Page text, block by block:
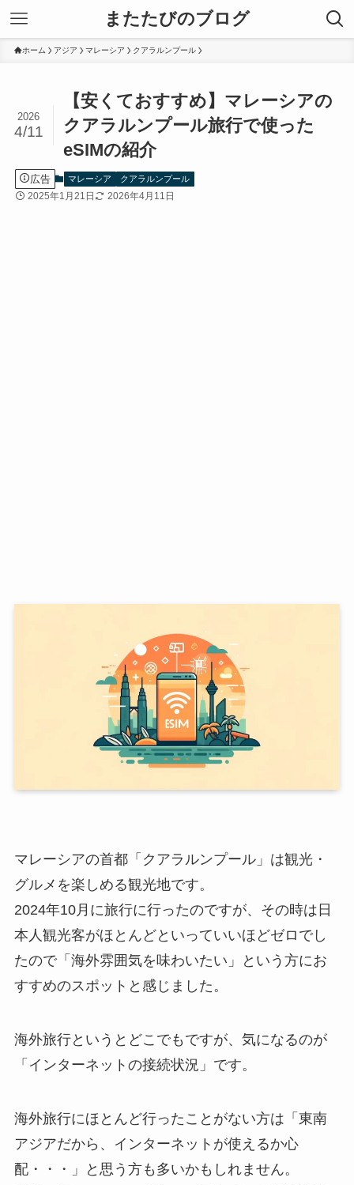
またたびのブログ
ホーム アジア マレーシア クアラルンプール
【安くておすすめ】マレーシアの
クアラルンプール旅行で使った
eSIMの紹介
2026
4/11
広告 マレーシア クアラルンプール
2025年1月21日 2026年4月11日
マレーシアの首都「クアラルンプール」は観光・
グルメを楽しめる観光地です。
2024年10月に旅行に行ったのですが、その時は日
本人観光客がほとんどといっていいほどゼロでし
たので「海外雰囲気を味わいたい」という方にお
すすめのスポットと感じました。
海外旅行というとどこでもですが、気になるのが
「インターネットの接続状況」です。
海外旅行にほとんど行ったことがない方は「東南
アジアだから、インターネットが使えるか心
配・・・」と思う方も多いかもしれません。